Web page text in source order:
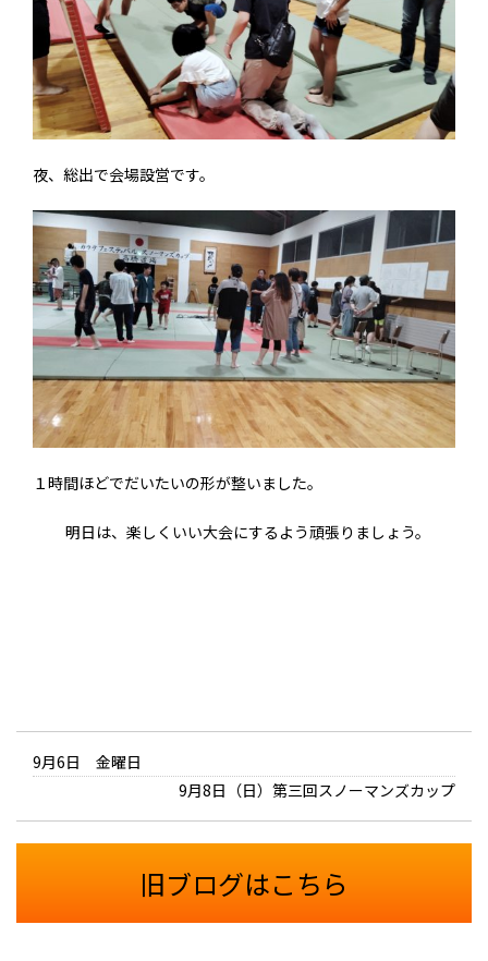
夜、総出で会場設営です。
１時間ほどでだいたいの形が整いました。
明日は、楽しくいい大会にするよう頑張りましょう。
9月6日 金曜日
9月8日（日）第三回スノーマンズカップ
旧ブログはこちら